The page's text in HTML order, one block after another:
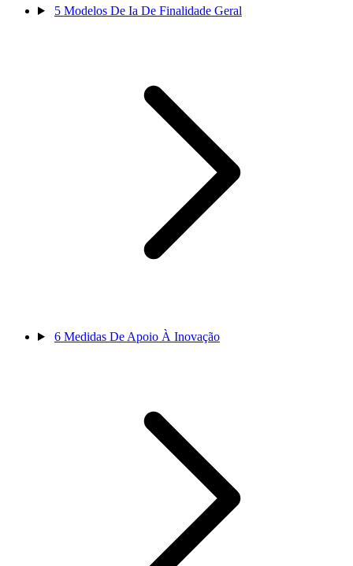
5 Modelos De Ia De Finalidade Geral
6 Medidas De Apoio À Inovação